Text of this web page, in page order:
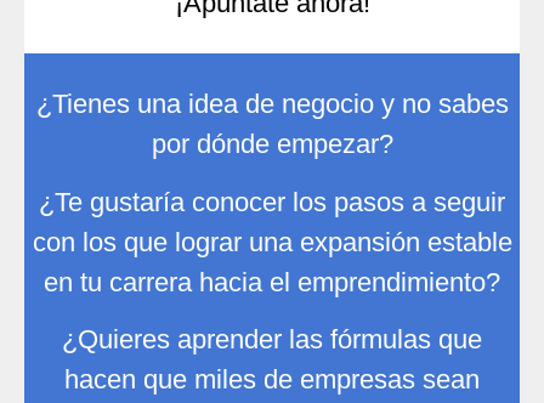
¿Tienes una idea de negocio y no sabes
por dónde empezar?
¿Te gustaría conocer los pasos a seguir
con los que lograr una expansión estable
en tu carrera hacia el emprendimiento?
¿Quieres aprender las fórmulas que
hacen que miles de empresas sean